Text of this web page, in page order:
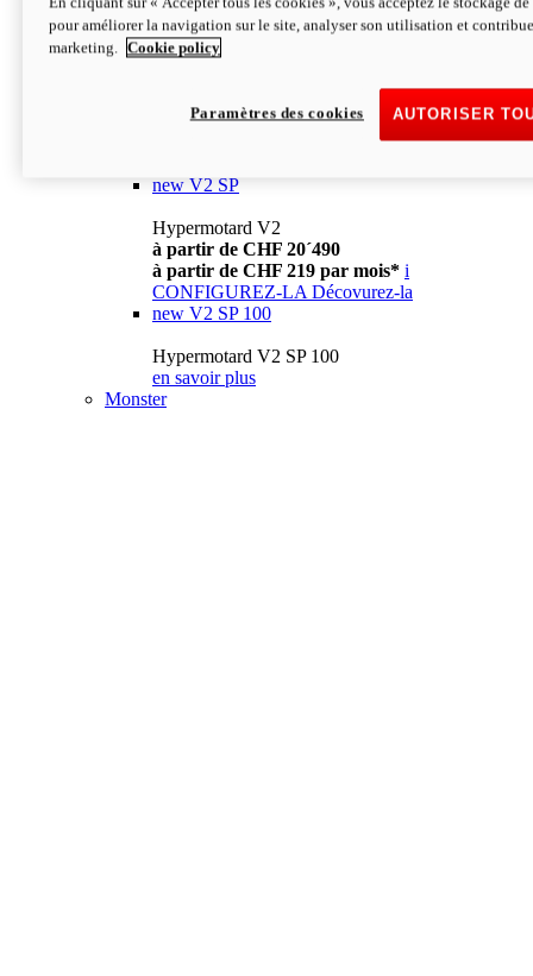
à partir de CHF 13´990 i
CONFIGUREZ-LA Décovurez-la
newV2
à partir de CHF 15´990
à partir de CHF 169 par mois* i
new V2 SP
Hypermotard V2
à partir de CHF 20´490
à partir de CHF 219 par mois* i
CONFIGUREZ-LA Décovurez-la
new V2 SP 100
Hypermotard V2 SP 100
en savoir plus
Monster
pour améliorer la navigation sur le site, analyser son utilisation et
marketing.
Cookie policy
AUTORISER
Paramètres des cookies